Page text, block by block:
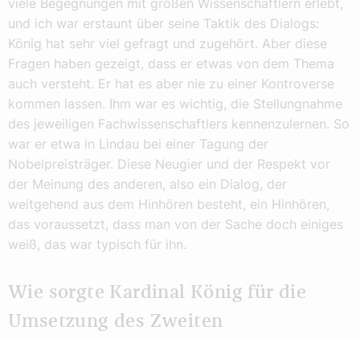
viele Begegnungen mit großen Wissenschaftlern erlebt,
und ich war erstaunt über seine Taktik des Dialogs:
König hat sehr viel gefragt und zugehört. Aber diese
Fragen haben gezeigt, dass er etwas von dem Thema
auch versteht. Er hat es aber nie zu einer Kontroverse
kommen lassen. Ihm war es wichtig, die Stellungnahme
des jeweiligen Fachwissenschaftlers kennenzulernen. So
war er etwa in Lindau bei einer Tagung der
Nobelpreisträger. Diese Neugier und der Respekt vor
der Meinung des anderen, also ein Dialog, der
weitgehend aus dem Hinhören besteht, ein Hinhören,
das voraussetzt, dass man von der Sache doch einiges
weiß, das war typisch für ihn.
Wie sorgte Kardinal König für die
Umsetzung des Zweiten